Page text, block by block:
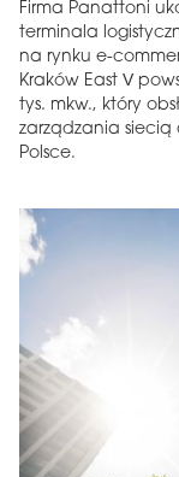
Firma Panattoni
terminala
na rynku e-
Kraków East V
tys. mkw., który
zarządzania
Polsce.